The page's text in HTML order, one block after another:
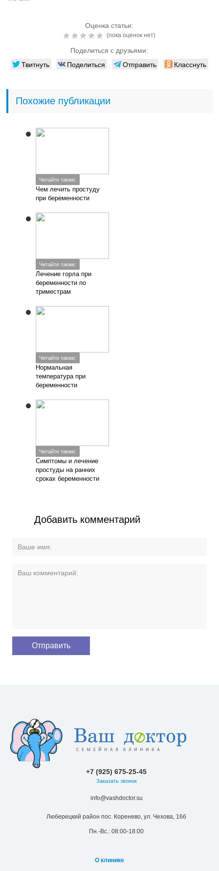
Оценка статьи:
(пока оценок нет)
Поделиться с друзьями:
Твитнуть Поделиться Отправить Класснуть
Похожие публикации
Читайте также:
Чем лечить простуду
при беременности
Читайте также:
Лечение горла при
беременности по
триместрам
Читайте также:
Нормальная
температура при
беременности
Читайте также:
Симптомы и лечение
простуды на ранних
сроках беременности
Добавить комментарий
+7 (925) 675-25-45
Заказать звонок
info@vashdoctor.su
Люберецкий район пос. Коренево, ул. Чехова, 16б
Пн.-Вс.: 08:00-18:00
О клинике